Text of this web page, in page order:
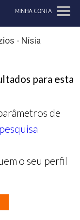
MINHA CONTA
- Nísia
para esta
de
o seu perfil